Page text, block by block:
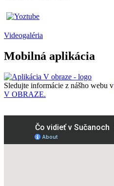
Videogaléria
Mobilná aplikácia
Sledujte informácie z nášho webu v
V OBRAZE.